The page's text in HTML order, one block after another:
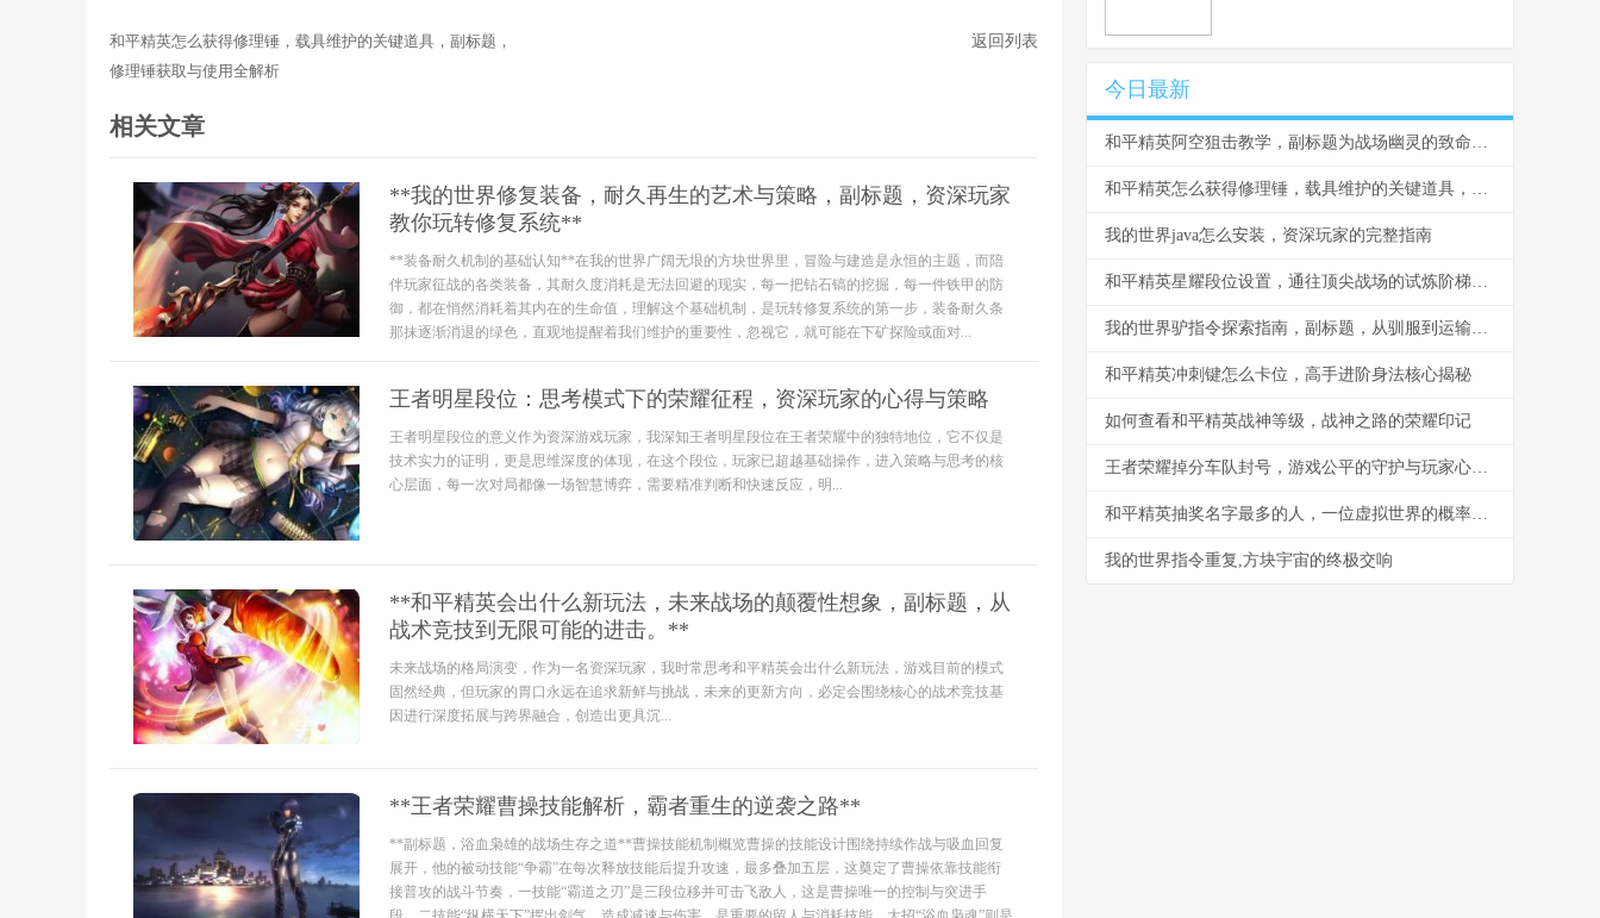
和平精英怎么获得修理锤，载具维护的关键道具，副标题，
修理锤获取与使用全解析
返回列表
相关文章
**我的世界修复装备，耐久再生的艺术与策略，副标题，资深玩家
教你玩转修复系统**
**装备耐久机制的基础认知**在我的世界广阔无垠的方块世界里，冒险与建造是永恒的主题，而陪
伴玩家征战的各类装备，其耐久度消耗是无法回避的现实，每一把钻石镐的挖掘，每一件铁甲的防
御，都在悄然消耗着其内在的生命值，理解这个基础机制，是玩转修复系统的第一步，装备耐久条
那抹逐渐消退的绿色，直观地提醒着我们维护的重要性，忽视它，就可能在下矿探险或面对...
王者明星段位：思考模式下的荣耀征程，资深玩家的心得与策略
王者明星段位的意义作为资深游戏玩家，我深知王者明星段位在王者荣耀中的独特地位，它不仅是
技术实力的证明，更是思维深度的体现，在这个段位，玩家已超越基础操作，进入策略与思考的核
心层面，每一次对局都像一场智慧博弈，需要精准判断和快速反应，明...
**和平精英会出什么新玩法，未来战场的颠覆性想象，副标题，从
战术竞技到无限可能的进击。**
未来战场的格局演变，作为一名资深玩家，我时常思考和平精英会出什么新玩法，游戏目前的模式
固然经典，但玩家的胃口永远在追求新鲜与挑战，未来的更新方向，必定会围绕核心的战术竞技基
因进行深度拓展与跨界融合，创造出更具沉...
**王者荣耀曹操技能解析，霸者重生的逆袭之路**
**副标题，浴血枭雄的战场生存之道**曹操技能机制概览曹操的技能设计围绕持续作战与吸血回复
展开，他的被动技能“争霸”在每次释放技能后提升攻速，最多叠加五层，这奠定了曹操依靠技能衔
接普攻的战斗节奏，一技能“霸道之刃”是三段位移并可击飞敌人，这是曹操唯一的控制与突进手
今日最新
和平精英阿空狙击教学，副标题为战场幽灵的致命艺术
和平精英怎么获得修理锤，载具维护的关键道具，副标题，修理锤获取与使用全解析
我的世界java怎么安装，资深玩家的完整指南
和平精英星耀段位设置，通往顶尖战场的试炼阶梯副标题
我的世界驴指令探索指南，副标题，从驯服到运输的完整攻略
和平精英冲刺键怎么卡位，高手进阶身法核心揭秘
如何查看和平精英战神等级，战神之路的荣耀印记
王者荣耀掉分车队封号，游戏公平的守护与玩家心态的博弈，副标题，一场关于规则与欲望的虚拟战争
和平精英抽奖名字最多的人，一位虚拟世界的概率征服者
我的世界指令重复,方块宇宙的终极交响